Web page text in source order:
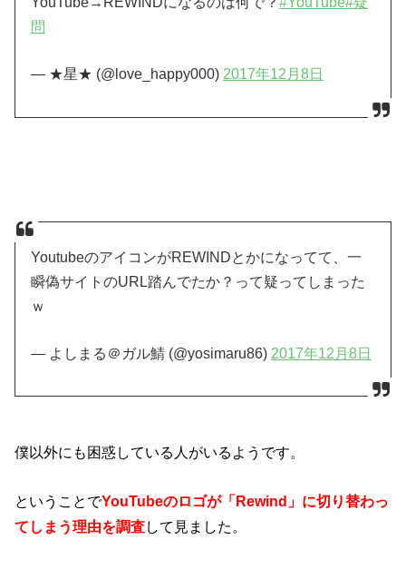
問
— ★星★ (@love_happy000) 2017年12月8日
YoutubeのアイコンがREWINDとかになってて、一
瞬偽サイトのURL踏んでたか？って疑ってしまった
ｗ
— よしまる＠ガル鯖 (@yosimaru86) 2017年12月8日
僕以外にも困惑している人がいるようです。
ということでYouTubeのロゴが「Rewind」に切り替わっ
てしまう理由を調査して見ました。